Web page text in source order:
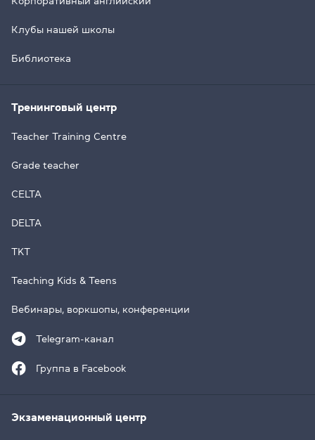
Клубы нашей школы
Библиотека
Тренинговый центр
Teacher Training Centre
Grade teacher
CELTA
DELTA
TKT
Teaching Kids & Teens
Вебинары, воркшопы, конференции
Telegram-канал
Группа в Facebook
Экзаменационный центр